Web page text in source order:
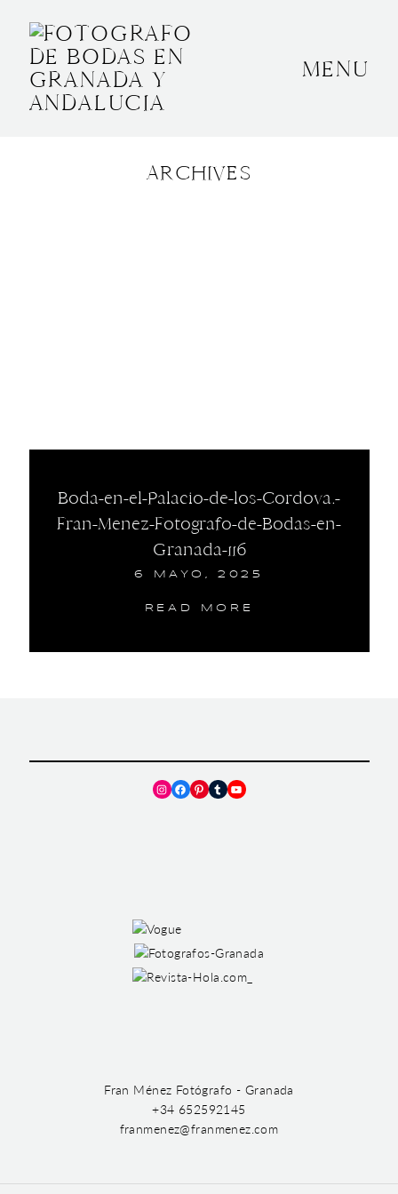
MENU
ARCHIVES
Boda-en-el-Palacio-de-los-Cordova.-
Fran-Menez-Fotografo-de-Bodas-en-
Granada-116
6 MAYO, 2025
READ MORE
BODAS
Instagram
Facebook
Pinterest
TumblrYouTube
Fran Ménez Fotógrafo - Granada
+34 652592145
franmenez@franmenez.com